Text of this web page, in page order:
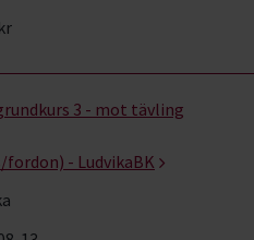
3 - mot tävling
- LudvikaBK